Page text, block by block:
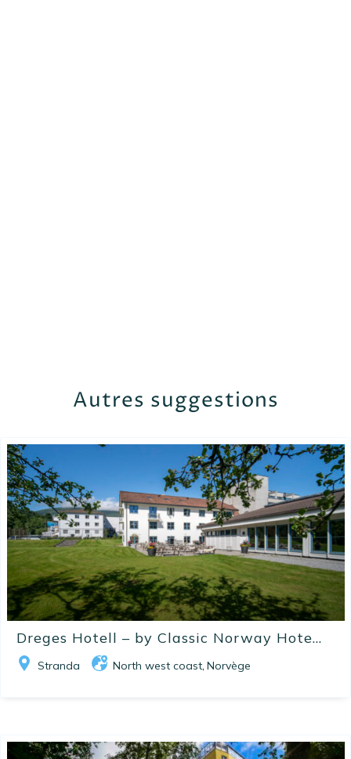
Autres suggestions
Dreges Hotell – by Classic Norway Hote...
Stranda North west coast, Norvège